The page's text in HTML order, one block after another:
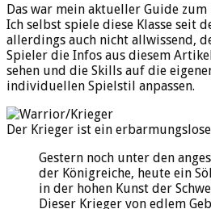
Das war mein aktueller Guide zum
Ich selbst spiele diese Klasse seit
allerdings auch nicht allwissend,
Spieler die Infos aus diesem
sehen und die Skills auf die
individuellen Spielstil anpassen.
Der Krieger ist ein
Gestern noch unter den
der Königreiche, heute ein
in der hohen Kunst der
Dieser Krieger von edlem